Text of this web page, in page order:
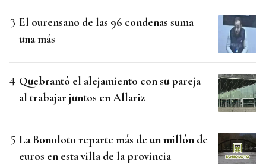
El ourensano de las 96 condenas suma
una más
Quebrantó el alejamiento con su pareja
al trabajar juntos en Allariz
La Bonoloto reparte más de un millón de
euros en esta villa de la provincia